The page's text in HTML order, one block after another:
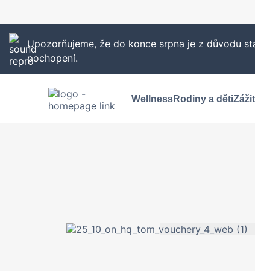
Upozorňujeme, že do konce srpna je z důvodu
pochopení.
WellnessRodiny a děti